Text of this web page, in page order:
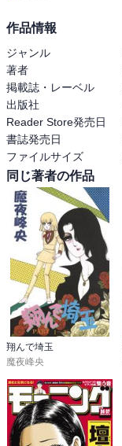
作品情報
ジャンル
著者
掲載誌・レーベル
出版社
Reader Store発売日
書誌発売日
ファイルサイズ
同じ著者の作品
翔んで埼玉
魔夜峰央